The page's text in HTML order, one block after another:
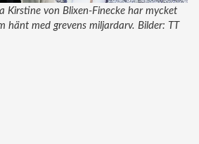
Kirstine von Blixen-Finecke har mycket
hänt med grevens miljardarv. Bilder: TT